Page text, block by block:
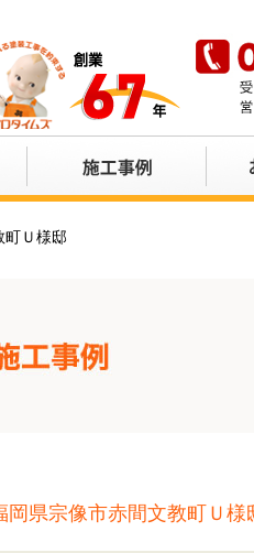
町Ｕ様邸
岡県宗像市赤間文教町Ｕ